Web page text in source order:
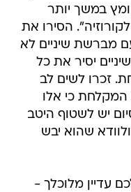
במשך יותר
לקורוזיה". הסירו את
מברשת שיניים לא
יסיר את כל
זכרו לשים לב
כי אלו
יש לשטוף היטב
שהוא יבש
עדיין מלוכלך -